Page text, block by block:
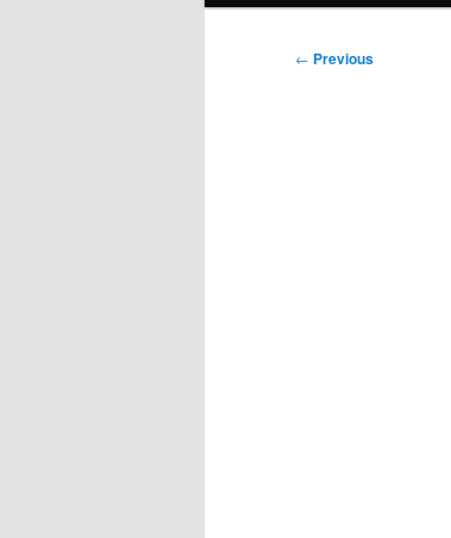
Post
← Previous